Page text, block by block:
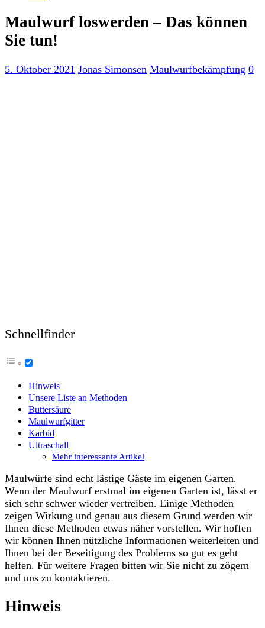
Maulwurf loswerden – Das können
Sie tun!
5. Oktober 2021 Jonas Simonsen Maulwurfbekämpfung 0
Schnellfinder
Hinweis
Unsere Liste an Methoden
Buttersäure
Maulwurfgitter
Karbid
Ultraschall
Mehr interessante Artikel
Maulwürfe sind echt lästige Gäste im eigenen Garten.
Wenn der Maulwurf erstmal im eigenen Garten ist, lässt er
sich sehr schwer wieder vertreiben. Einige Methoden
zeigen Wirkung und genau aus diesem Grund werden wir
Ihnen diese Methoden etwas näher vorstellen. Wir hoffen
wir können Ihnen nützliche Informationen weiterleiten und
Ihnen bei der Beseitigung des Problems so gut es geht
helfen. Für weitere Fragen bitten wir Sie nicht zu zögern
und uns zu kontaktieren.
Hinweis